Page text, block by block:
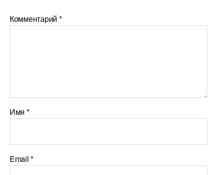
Комментарий *
Имя *
Email*